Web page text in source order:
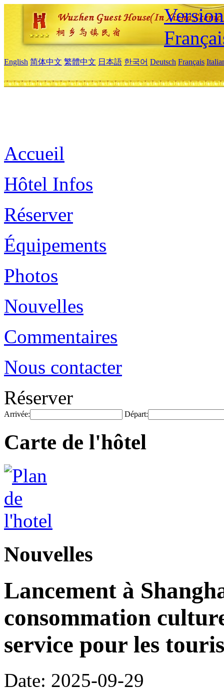
English 简体中文 繁體中文 日本語 한국어 Deutsch Français
Accueil
Hôtel Infos
Réserver
Équipements
Photos
Nouvelles
Commentaires
Nous contacter
Réserver
Arrivée: Départ:
Carte de l'hôtel
Nouvelles
Lancement à
consommation
service pour les
Date: 2025-09-29